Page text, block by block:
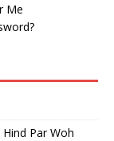
Me
Hind Par Woh